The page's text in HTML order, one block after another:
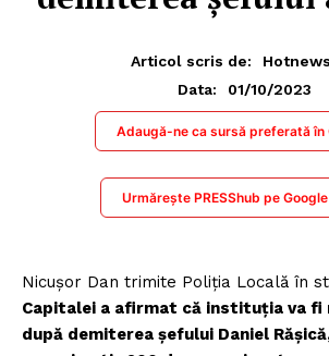
Articol scris de:
Data:
01/10/2023
Adaugă-ne ca sursă preferată în
Urmărește PRESShub pe
Nicușor Dan trimite Poliția Locală în
Capitalei a afirmat că instituția va fi
după demiterea șefului Daniel Rășică